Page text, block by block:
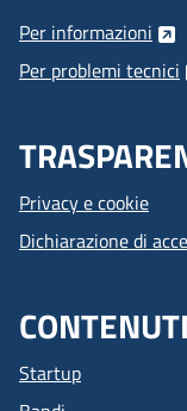
Per informazioni
Per problemi tecnici
Privacy e cookie
Dichiarazione di
CONTENUTI
Startup